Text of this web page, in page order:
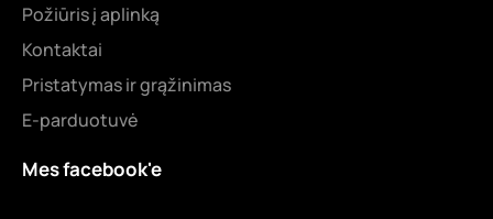
Požiūris į aplinką
Kontaktai
Pristatymas ir grąžinimas
E-parduotuvė
Mes facebook'e